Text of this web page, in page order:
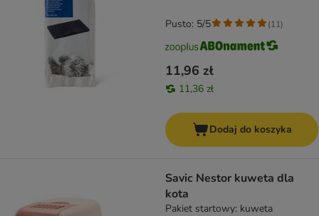
11,96 zł
11,36 zł
Pusto: 5/5 (11)
Dodaj do koszyka
Savic Nestor kuweta dla
kota
Pakiet startowy: kuweta